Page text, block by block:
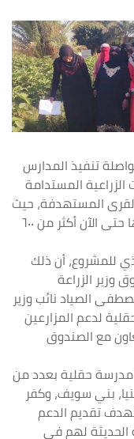
تنفيذ المدارس
الزراعية المستدامة
المستهدفة، حيث
بلغ إجمالي عدد المدارس التي تم تنفيذها حتى الآن أكثر من ٦٠٠
للمشروع، أن ذلك
وزير الزراعة
الصياد نائب وزير
لدعم المزارعين
مع الصندوق
وأشار درويش إلى أنه تم تنفيذ حوالي ٦٠٠ مدرسة حقلية بعدد من
بني سويف، وكفر
تقديم الدعم
الحديثة لهم في